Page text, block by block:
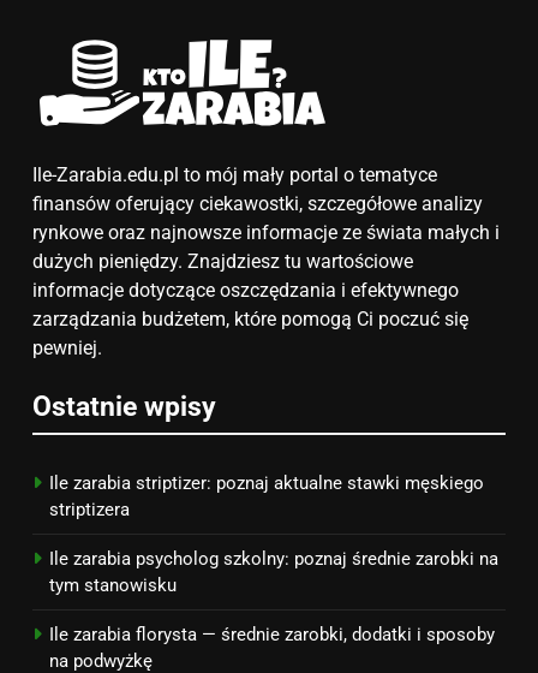
Akcje charytatywne w szkole:
pomysły i przykłady, które
ZAROBKI
7
Jak przygotować się finansowo
na narodziny dziecka: ile to
kosztuje i jak zaplanować
PORADY
Netflix tagger — czym jest,
PRACA
Ile-Zarabia.edu.pl to mój mały portal o tematyce
finansów oferujący ciekawostki, szczegółowe analizy
rynkowe oraz najnowsze informacje ze świata małych i
dużych pieniędzy. Znajdziesz tu wartościowe
informacje dotyczące oszczędzania i efektywnego
zarządzania budżetem, które pomogą Ci poczuć się
pewniej.
Ostatnie wpisy
Ile zarabia striptizer: poznaj aktualne stawki męskiego
striptizera
Ile zarabia psycholog szkolny: poznaj średnie zarobki na
tym stanowisku
Ile zarabia florysta — średnie zarobki, dodatki i sposoby
na podwyżkę